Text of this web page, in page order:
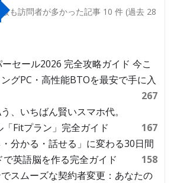
最も訪問者が多かった記事 10 件 (過去 28
セール2026 完全攻略ガイド 今こ
グPC・高性能BTOを最安で手に入
267
、いちばん賢いスマホ代。
Fitプラン」完全ガイド
167
分かる・話せる」に変わる30日間
英語脳を作る完全ガイド
158
スムーズな契約者変更：あなたの